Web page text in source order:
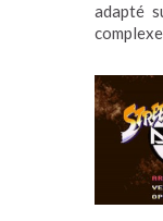
adapté